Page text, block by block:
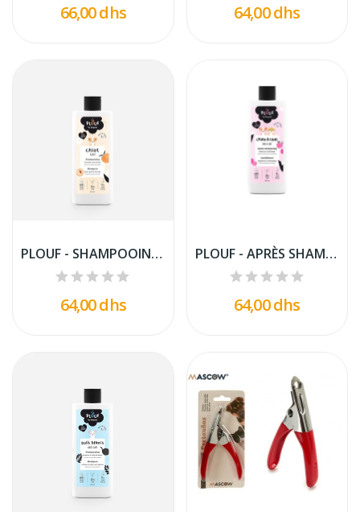
66,00 dhs 64,00 dhs
PLOUF - SHAMPOOING CHIOT PUPPY 200ML.
64,00 dhs
PLOUF - APRÈS SHAMPOOING POUR CHAT ET CHIEN 200ML.
64,00 dhs